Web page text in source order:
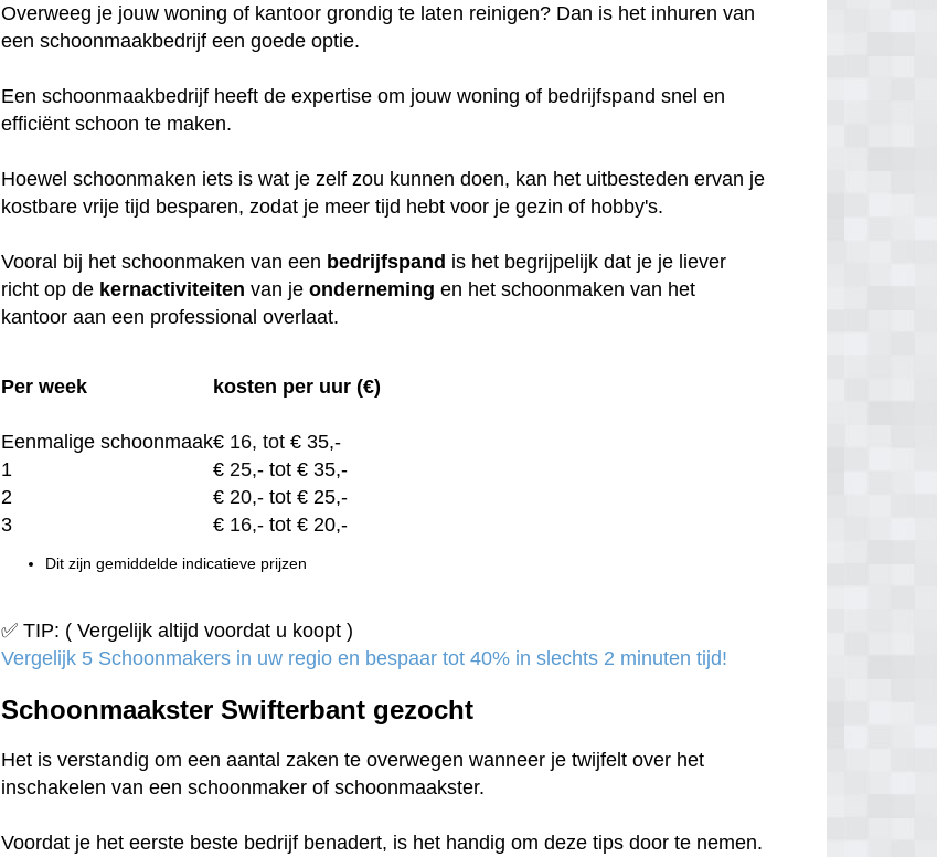
Overweeg je jouw woning of kantoor grondig te laten reinigen? Dan is het inhuren van
een schoonmaakbedrijf een goede optie.
Een schoonmaakbedrijf heeft de expertise om jouw woning of bedrijfspand snel en
efficiënt schoon te maken.
Hoewel schoonmaken iets is wat je zelf zou kunnen doen, kan het uitbesteden ervan je
kostbare vrije tijd besparen, zodat je meer tijd hebt voor je gezin of hobby's.
Vooral bij het schoonmaken van een bedrijfspand is het begrijpelijk dat je je liever
richt op de kernactiviteiten van jeonderneming en het schoonmaken van het
kantoor aan een professional overlaat.
Per week kosten per uur (€)
Eenmalige schoonmaak€ 16, tot € 35,-
1
€ 25,- tot € 35,-
2
€ 20,- tot € 25,-
3
€ 16,- tot € 20,-
Dit zijn gemiddelde indicatieve prijzen
✅ TIP: ( Vergelijk altijd voordat u koopt )
Vergelijk 5 Schoonmakers in uw regio en bespaar tot 40% in slechts 2 minuten tijd!
Schoonmaakster Swifterbant gezocht
Het is verstandig om een aantal zaken te overwegen wanneer je twijfelt over het
inschakelen van een schoonmaker of schoonmaakster.
Voordat je het eerste beste bedrijf benadert, is het handig om deze tips door te nemen.